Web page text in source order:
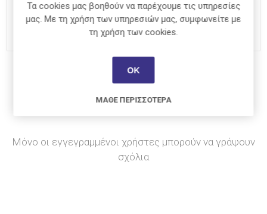
h
ΑΓΟΡΆ
Κοινοποίηση:
Μόνο οι εγγεγραμμένοι χρήστες μπορούν να γράψουν
σχόλια
Τα cookies μας βοηθούν να παρέχουμε τις υπηρεσίες
μας. Με τη χρήση των υπηρεσιών μας, συμφωνείτε με
τη χρήση των cookies.
ΟΚ
ΜΆΘΕ ΠΕΡΙΣΣΌΤΕΡΑ